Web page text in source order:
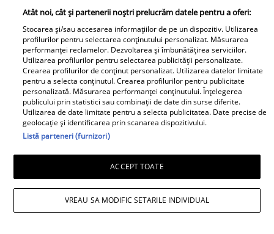
Elle
O mai ții minte pe Janine Sârbu?
Cum arată și cu ce se ocupă
acum fosta soție a lui Adrian
Sârbu și unul dintre cele mai
apreciate modele din anii 90. A
fost decorată recent de
Ministerul Culturii din Franța.
Foto
Atât noi, cât și partenerii noștri prelucrăm datele pentru a oferi:
Stocarea și/sau accesarea informațiilor de pe un dispozitiv. Utilizarea
profilurilor pentru selectarea conținutului personalizat. Măsurarea
performanței reclamelor. Dezvoltarea și îmbunătățirea serviciilor.
Utilizarea profilurilor pentru selectarea publicității personalizate.
Crearea profilurilor de conținut personalizat. Utilizarea datelor limitate
pentru a selecta conținutul. Crearea profilurilor pentru publicitate
personalizată. Măsurarea performanței conținutului. Înțelegerea
publicului prin statistici sau combinații de date din surse diferite.
Utilizarea de date limitate pentru a selecta publicitatea. Date precise de
geolocație și identificarea prin scanarea dispozitivului.
Listă parteneri (furnizori)
ACCEPT TOATE
VREAU SA MODIFIC SETARILE INDIVIDUAL